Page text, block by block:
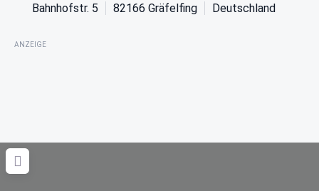
Bahnhofstr. 5 82166 Gräfelfing Deutschland
ANZEIGE